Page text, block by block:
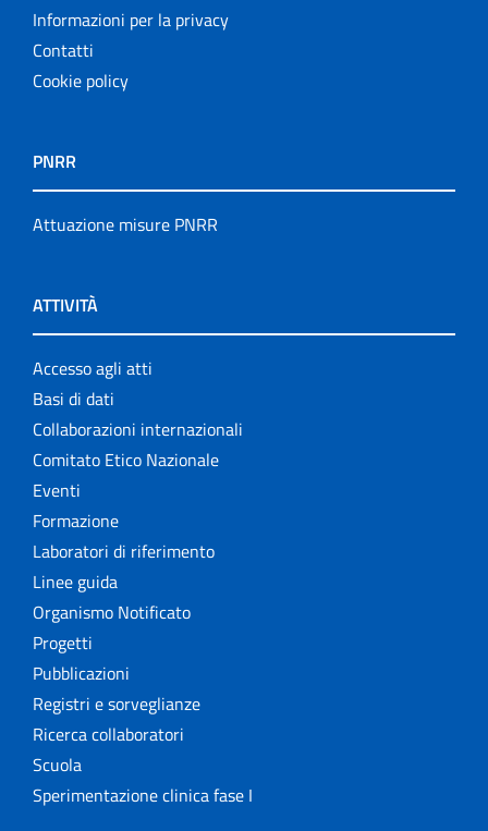
Informazioni per la privacy
Contatti
Cookie policy
PNRR
Attuazione misure PNRR
ATTIVITÀ
Accesso agli atti
Basi di dati
Collaborazioni internazionali
Comitato Etico Nazionale
Eventi
Formazione
Laboratori di riferimento
Linee guida
Organismo Notificato
Progetti
Pubblicazioni
Registri e sorveglianze
Ricerca collaboratori
Scuola
Sperimentazione clinica fase I